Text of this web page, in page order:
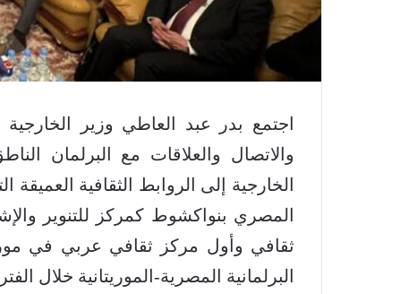
اجتمع بدر عبد العاطي وزير
والاتصال والعلاقات مع البرلمان
الخارجية إلى الروابط الثقافية العميقة
ثقافي وأول مركز ثقافي عربي في
البرلمانية المصرية-الموريتانية خلال